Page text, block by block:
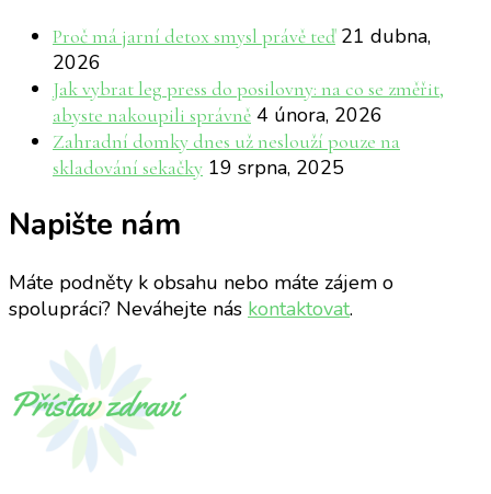
Proč má jarní detox smysl právě teď 21 dubna,
2026
Jak vybrat leg press do posilovny: na co se změřit,
abyste nakoupili správně 4 února, 2026
Zahradní domky dnes už neslouží pouze na
skladování sekačky 19 srpna, 2025
Napište nám
Máte podněty k obsahu nebo máte zájem o
spolupráci? Neváhejte nás kontaktovat.